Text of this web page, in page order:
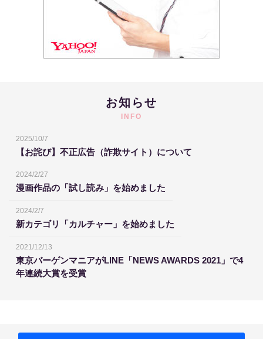
お知らせ
INFO
2025/10/7
【お詫び】不正広告（詐欺サイト）について
2024/2/27
漫画作品の「試し読み」を始めました
2024/2/7
新カテゴリ「カルチャー」を始めました
2021/12/13
東京バーゲンマニアがLINE「NEWS AWARDS 2021」で4
年連続大賞を受賞